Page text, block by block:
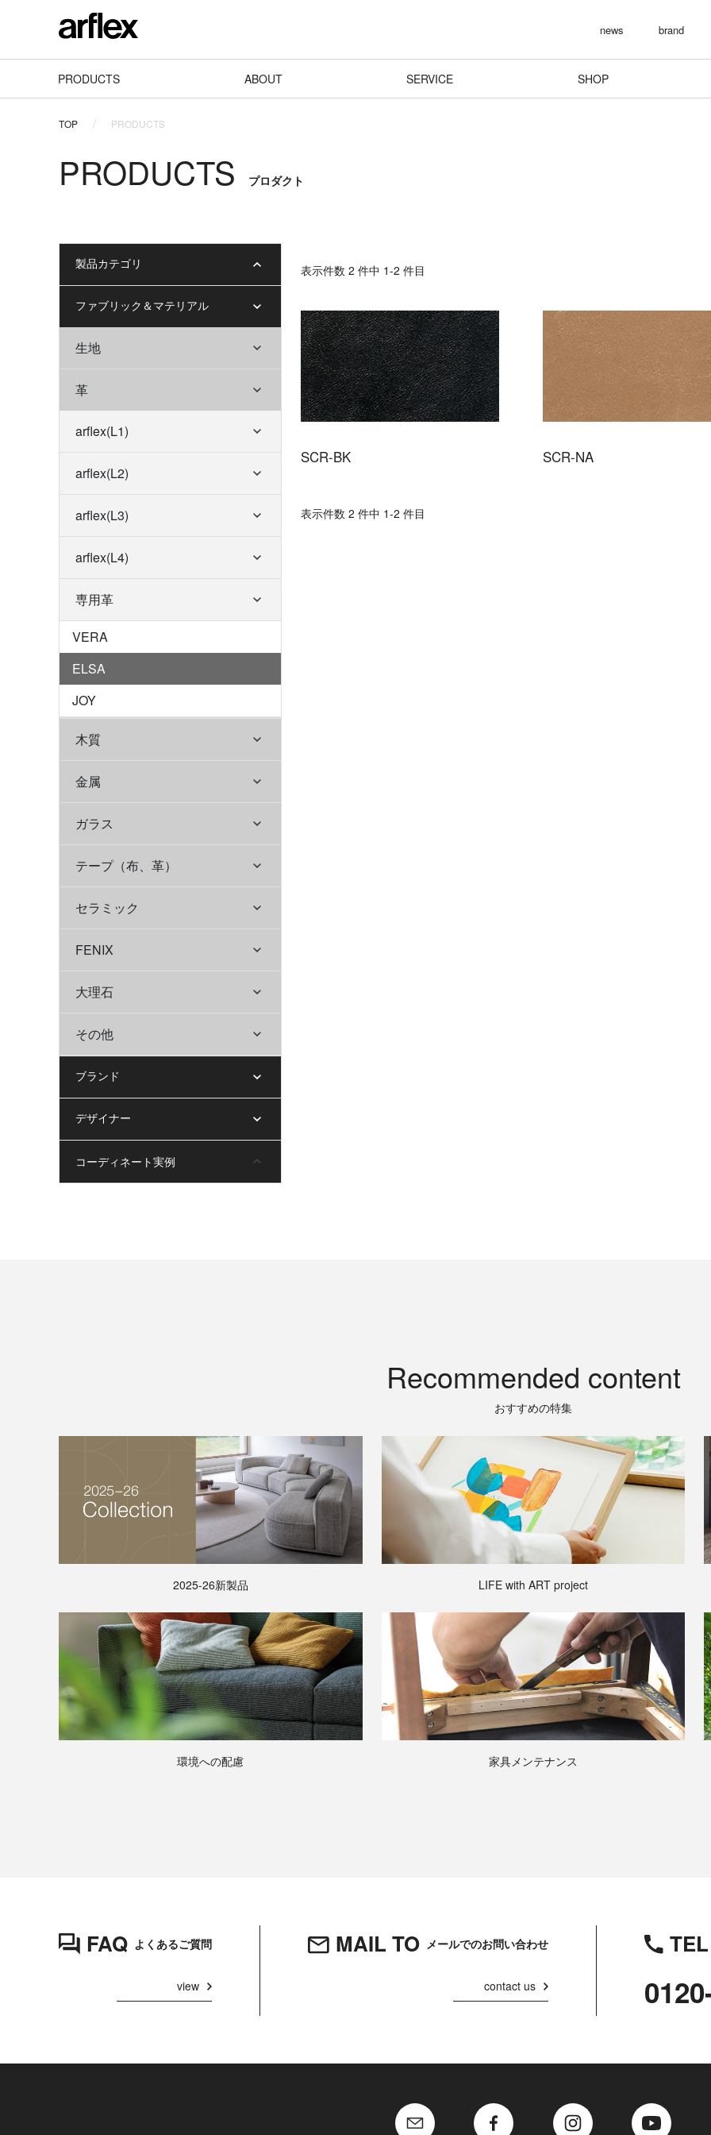
news brand
PRODUCTS ABOUT SERVICE SHOP
TOP PRODUCTS
PRODUCTS プロダクト
製品カテゴリ
ファブリック＆マテリアル
生地
革
arflex(L1)
arflex(L2)
arflex(L3)
arflex(L4)
専用革
VERA
ELSA
JOY
木質
金属
ガラス
テープ（布、革）
セラミック
FENIX
大理石
その他
ブランド
デザイナー
コーディネート実例
表⽰件数 2 件中 1-2 件目
SCR-BK SCR-NA
表⽰件数 2 件中 1-2 件目
Recommended content
おすすめの特集
2025-26新製品 LIFE with ART project
環境への配慮 家具メンテナンス
FAQ よくあるご質問
view
MAIL TO メールでのお問い合わせ
contact us
TEL